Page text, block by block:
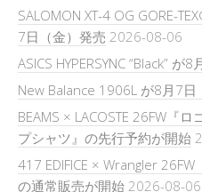
SALOMON XT-4 OG GORE-
7日（金）発売 2026-08-06
ASICS HYPERSYNC “Black” が
New Balance 1906L が8月7日
BEAMS × LACOSTE 26FW『
プシャツ』の先行予約が開始
417 EDIFICE × Wrangler
の通常販売が開始 2026-08-06